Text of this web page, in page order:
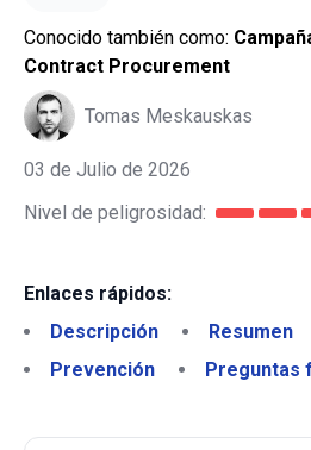
Conocido también como:
Contract Procurement
Tomas Meskauskas
03 de Julio de 2026
Nivel de peligrosidad:
Enlaces rápidos:
Descripción
Resumen
Prevención
Preguntas